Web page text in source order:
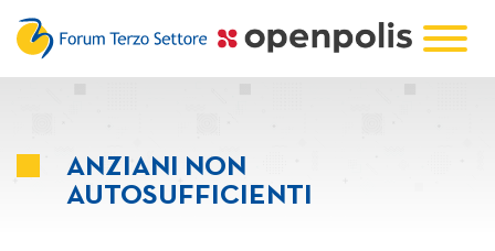
ANZIANI NON
AUTOSUFFICIENTI